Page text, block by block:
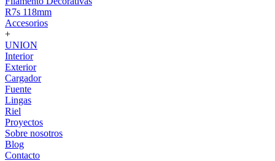
R7s 118mm
Accesorios
+
UNION
Interior
Exterior
Cargador
Fuente
Lingas
Riel
Proyectos
Sobre nosotros
Blog
Contacto